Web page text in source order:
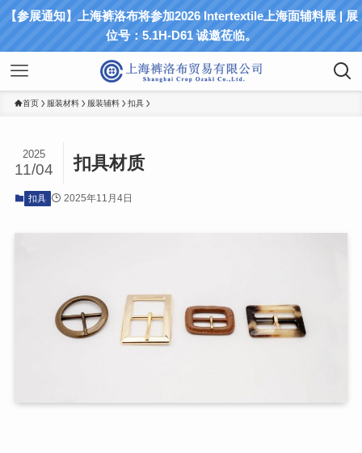
【参展通知】上海裤洛布将参加2026 Intertextile上海面辅料展 | 展
位号：5.1H-D61 诚邀莅临。
首页 服装材料 服装辅料 扣具
扣具材质
2025
11/04
扣具 2025年11月4日